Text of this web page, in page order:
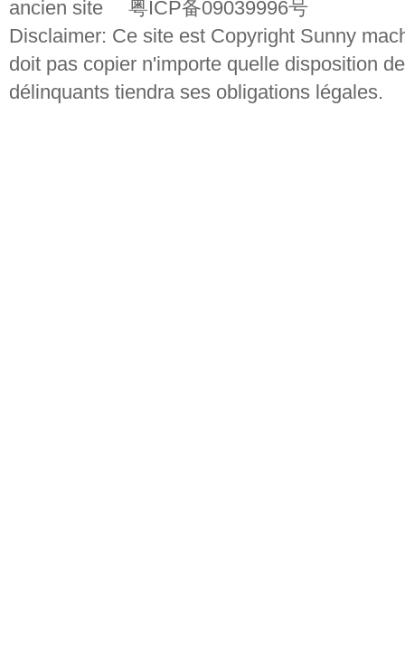
ancien site 粤ICP备09039996号
Disclaimer: Ce site est Copyright Sunny
doit pas copier n'importe quelle disposition
délinquants tiendra ses obligations légales.